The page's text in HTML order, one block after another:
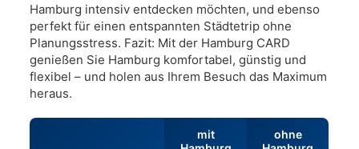
Hamburg intensiv entdecken möchten, und ebenso
perfekt für einen entspannten Städtetrip ohne
Planungsstress. Fazit: Mit der Hamburg CARD
genießen Sie Hamburg komfortabel, günstig und
flexibel – und holen aus Ihrem Besuch das Maximum
heraus.
mit
ohne